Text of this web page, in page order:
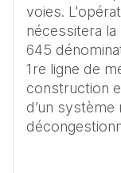
voies.
nécessitera
645
1re ligne de
construction
d’un